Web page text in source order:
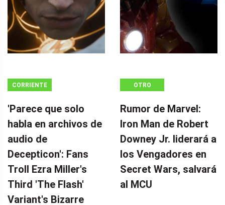
CORRIENTE
'Parece que solo
habla en archivos de
audio de
Decepticon': Fans
Troll Ezra Miller's
Third 'The Flash'
Variant's Bizarre
OTRO
Rumor de Marvel:
Iron Man de Robert
Downey Jr. liderará a
los Vengadores en
Secret Wars, salvará
al MCU